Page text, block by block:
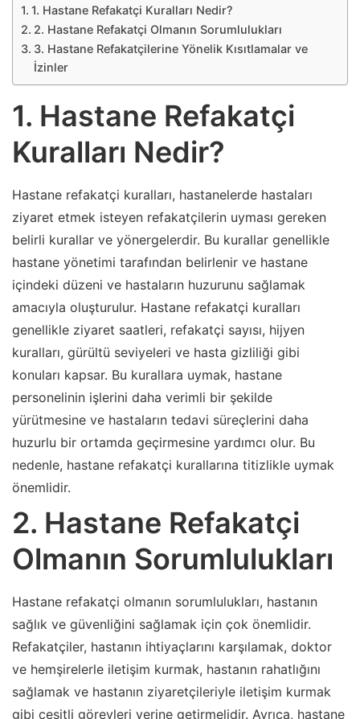
1. Hastane Refakatçi Kuralları Nedir?
2. Hastane Refakatçi Olmanın Sorumlulukları
3. Hastane Refakatçilerine Yönelik Kısıtlamalar ve
İzinler
1. Hastane Refakatçi
Kuralları Nedir?
Hastane refakatçi kuralları, hastanelerde hastaları
ziyaret etmek isteyen refakatçilerin uyması gereken
belirli kurallar ve yönergelerdir. Bu kurallar genellikle
hastane yönetimi tarafından belirlenir ve hastane
içindeki düzeni ve hastaların huzurunu sağlamak
amacıyla oluşturulur. Hastane refakatçi kuralları
genellikle ziyaret saatleri, refakatçi sayısı, hijyen
kuralları, gürültü seviyeleri ve hasta gizliliği gibi
konuları kapsar. Bu kurallara uymak, hastane
personelinin işlerini daha verimli bir şekilde
yürütmesine ve hastaların tedavi süreçlerini daha
huzurlu bir ortamda geçirmesine yardımcı olur. Bu
nedenle, hastane refakatçi kurallarına titizlikle uymak
önemlidir.
2. Hastane Refakatçi
Olmanın Sorumlulukları
Hastane refakatçi olmanın sorumlulukları, hastanın
sağlık ve güvenliğini sağlamak için çok önemlidir.
Refakatçiler, hastanın ihtiyaçlarını karşılamak, doktor
ve hemşirelerle iletişim kurmak, hastanın rahatlığını
sağlamak ve hastanın ziyaretçileriyle iletişim kurmak
gibi çeşitli görevleri yerine getirmelidir. Ayrıca, hastane